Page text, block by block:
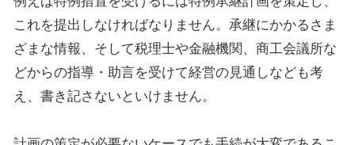
これを提出しなければなりません。承継にかかるさま
ざまな情報、そして税理士や金融機関、商工会議所な
どからの指導・助言を受けて経営の見通しなども考
え、書き記さないといけません。